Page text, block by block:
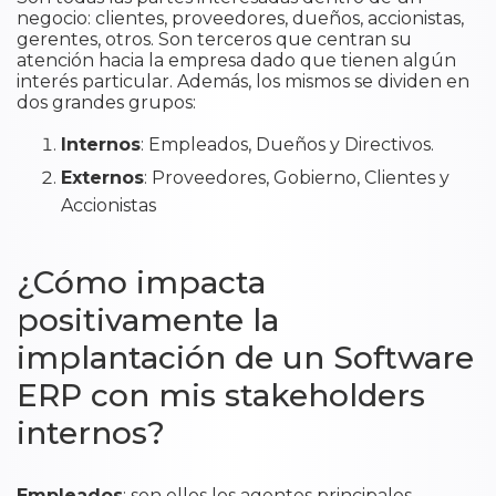
negocio: clientes, proveedores, dueños, accionistas,
gerentes, otros. Son terceros que centran su
atención hacia la empresa dado que tienen algún
interés particular. Además, los mismos se dividen en
dos grandes grupos:
Internos: Empleados, Dueños y Directivos.
Externos: Proveedores, Gobierno, Clientes y
Accionistas
¿Cómo impacta
positivamente la
implantación de un Software
ERP con mis stakeholders
internos?